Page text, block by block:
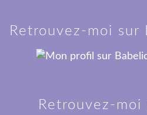
Retrouvez-moi sur
Retrouvez-moi